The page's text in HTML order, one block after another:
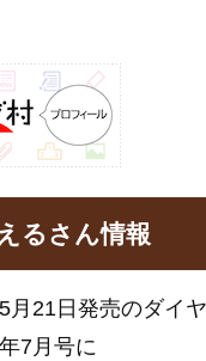
るさん情報
月21日発売のダイ
7月号に